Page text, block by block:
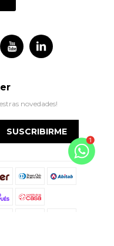
 
novedades!
SUSCRIBIRME